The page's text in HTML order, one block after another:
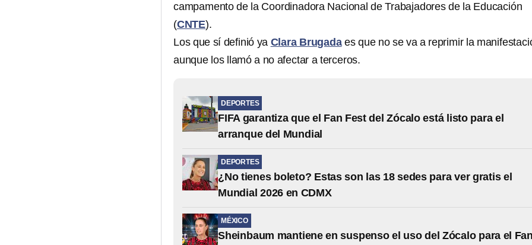
campamento de la Coordinadora Nacional de Trabajadores de la Educación
(CNTE).
Los que sí definió ya Clara Brugada es que no se va a reprimir la
aunque los llamó a no afectar a terceros.
DEPORTES
FIFA garantiza que el Fan Fest del Zócalo está listo para el
arranque del Mundial
DEPORTES
¿No tienes boleto? Estas son las 18 sedes para ver gratis el
Mundial 2026 en CDMX
MÉXICO
Sheinbaum mantiene en suspenso el uso del Zócalo para el Fan